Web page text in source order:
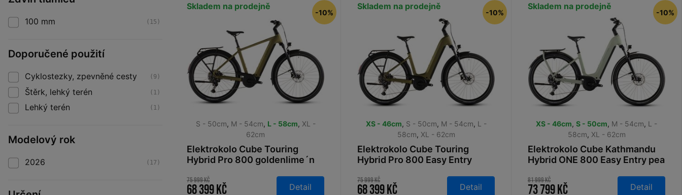
Skladem na prodejně
S - 50cm, M - 54cm, L - 58cm, XL -
62cm
Elektrokolo Cube Touring
Hybrid Pro 800 goldenlime´n
-10%
75 999 Kč
68 399 Kč Detail
Skladem na prodejně
XS - 46cm, S - 50cm, M - 54cm, L -
58cm, XL - 62cm
Elektrokolo Cube Touring
Hybrid Pro 800 Easy Entry
-10%
75 999 Kč
68 399 Kč Detail
Skladem na prodejně
XS - 46cm, S - 50cm, M - 54cm, L -
58cm, XL - 62cm
Elektrokolo Cube Kathmandu
Hybrid ONE 800 Easy Entry pea
-10%
81 999 Kč
73 799 Kč Detail
100 mm (15)
Doporučené použití
Cyklostezky, zpevněné cesty (9)
Štěrk, lehký terén (1)
Lehký terén (1)
Modelový rok
2026 (17)